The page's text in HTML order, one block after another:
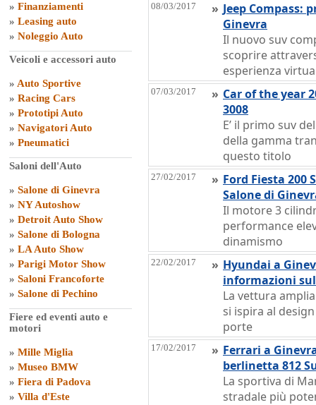
» Finanziamenti
» Leasing auto
» Noleggio Auto
Veicoli e accessori auto
» Auto Sportive
» Racing Cars
» Prototipi Auto
» Navigatori Auto
» Pneumatici
Saloni dell'Auto
» Salone di Ginevra
» NY Autoshow
» Detroit Auto Show
» Salone di Bologna
» LA Auto Show
» Parigi Motor Show
» Saloni Francoforte
» Salone di Pechino
Fiere ed eventi auto e
motori
» Mille Miglia
» Museo BMW
» Fiera di Padova
» Villa d'Este
08/03/2017 » Jeep Compass:
Ginevra
Il nuovo suv
scoprire
esperienza
07/03/2017 » Car of the year
3008
E’ il primo suv
della gamma
questo titolo
27/02/2017 » Ford Fiesta 200
Salone di
Il motore 3
performance
dinamismo
22/02/2017 » Hyundai a
informazioni
La vettura
si ispira al
porte
17/02/2017 » Ferrari a
berlinetta 812
La sportiva di
stradale più